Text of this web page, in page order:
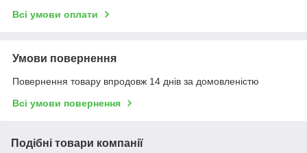
Всі умови оплати
Умови повернення
Повернення товару впродовж 14 днів за домовленістю
Всі умови повернення
Подібні товари компанії